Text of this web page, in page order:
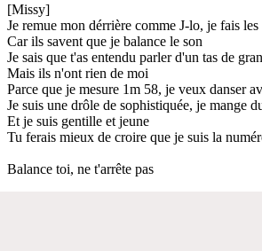
[Missy]
Je remue mon dérrière comme J-lo, je fais
Car ils savent que je balance le son
Je sais que t'as entendu parler d'un tas de
Mais ils n'ont rien de moi
Parce que je mesure 1m 58, je veux danser
Je suis une drôle de sophistiquée, je mange
Et je suis gentille et jeune
Tu ferais mieux de croire que je suis la
Balance toi, ne t'arrête pas